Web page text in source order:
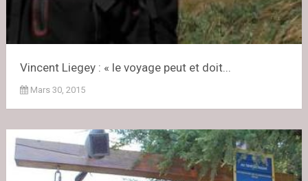
Vincent Liegey : « le voyage peut et doit...
Mars 30, 2015